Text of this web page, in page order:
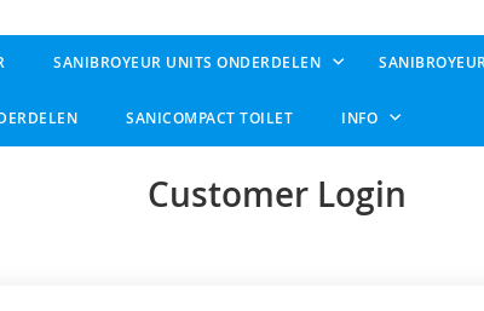
SANIBROYEUR UNITS ONDERDELEN
SANICOMPACT TOILET INFO
Customer Login